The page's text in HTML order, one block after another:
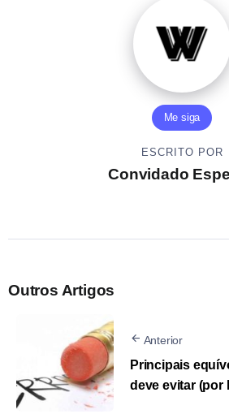
Me siga
ESCRITO POR
Convidado
Outros Artigos
Anterior
Principais
deve evitar (por